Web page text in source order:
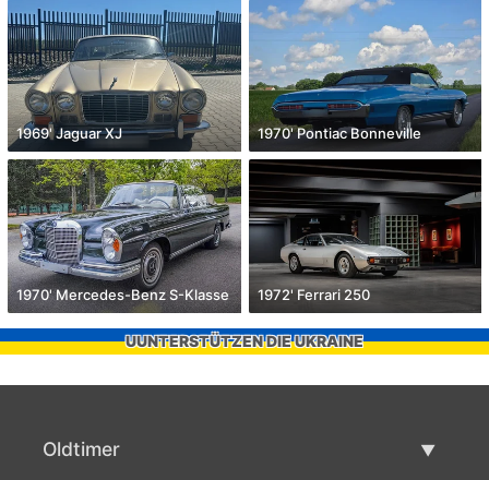
1969' Jaguar XJ 1970' Pontiac Bonneville
1970' Mercedes-Benz S-Klasse 1972' Ferrari 250
UUNTERSTÜTZEN DIE UKRAINE
Oldtimer